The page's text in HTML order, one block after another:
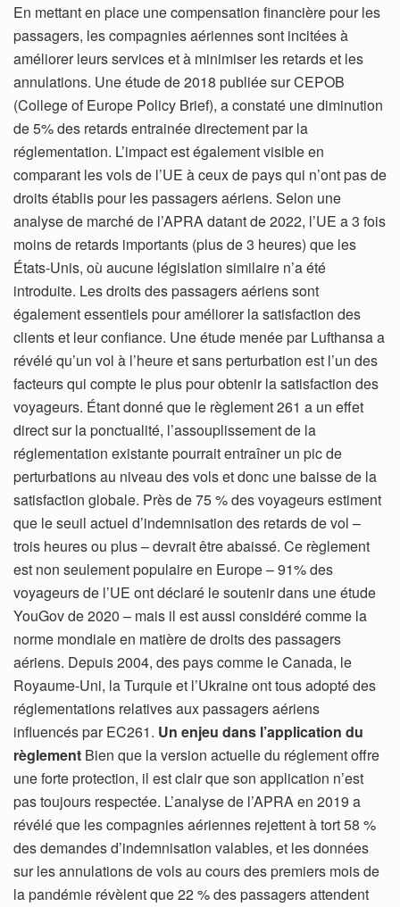
En mettant en place une compensation financière pour les
passagers, les compagnies aériennes sont incitées à
améliorer leurs services et à minimiser les retards et les
annulations. Une étude de 2018 publiée sur CEPOB
(College of Europe Policy Brief), a constaté une diminution
de 5% des retards entrainée directement par la
réglementation. L’impact est également visible en
comparant les vols de l’UE à ceux de pays qui n’ont pas de
droits établis pour les passagers aériens. Selon une
analyse de marché de l’APRA datant de 2022, l’UE a 3 fois
moins de retards importants (plus de 3 heures) que les
États-Unis, où aucune législation similaire n’a été
introduite. Les droits des passagers aériens sont
également essentiels pour améliorer la satisfaction des
clients et leur confiance. Une étude menée par Lufthansa a
révélé qu’un vol à l’heure et sans perturbation est l’un des
facteurs qui compte le plus pour obtenir la satisfaction des
voyageurs. Étant donné que le règlement 261 a un effet
direct sur la ponctualité, l’assouplissement de la
réglementation existante pourrait entraîner un pic de
perturbations au niveau des vols et donc une baisse de la
satisfaction globale. Près de 75 % des voyageurs estiment
que le seuil actuel d’indemnisation des retards de vol –
trois heures ou plus – devrait être abaissé. Ce règlement
est non seulement populaire en Europe – 91% des
voyageurs de l’UE ont déclaré le soutenir dans une étude
YouGov de 2020 – mais il est aussi considéré comme la
norme mondiale en matière de droits des passagers
aériens. Depuis 2004, des pays comme le Canada, le
Royaume-Uni, la Turquie et l’Ukraine ont tous adopté des
réglementations relatives aux passagers aériens
influencés par EC261. Un enjeu dans l’application du
règlement Bien que la version actuelle du réglement offre
une forte protection, il est clair que son application n’est
pas toujours respectée. L’analyse de l’APRA en 2019 a
révélé que les compagnies aériennes rejettent à tort 58 %
des demandes d’indemnisation valables, et les données
sur les annulations de vols au cours des premiers mois de
la pandémie révèlent que 22 % des passagers attendent